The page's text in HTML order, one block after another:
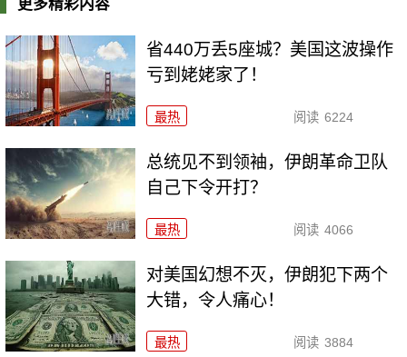
更多精彩内容
省440万丢5座城？美国这波操作
亏到姥姥家了！
最热 阅读 6224
总统见不到领袖，伊朗革命卫队
自己下令开打？
最热 阅读 4066
对美国幻想不灭，伊朗犯下两个
大错，令人痛心！
最热 阅读 3884